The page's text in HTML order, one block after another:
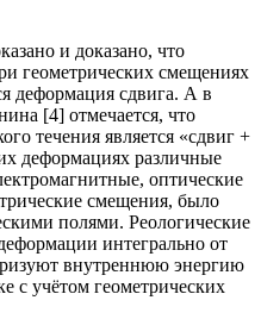
и доказано, что
геометрических смещениях
деформация сдвига. А в
[4] отмечается, что
течения является «сдвиг +
деформациях различные
оптические
смещения, было
полями. Реологические
интегрально от
внутреннюю энергию
с учётом геометрических